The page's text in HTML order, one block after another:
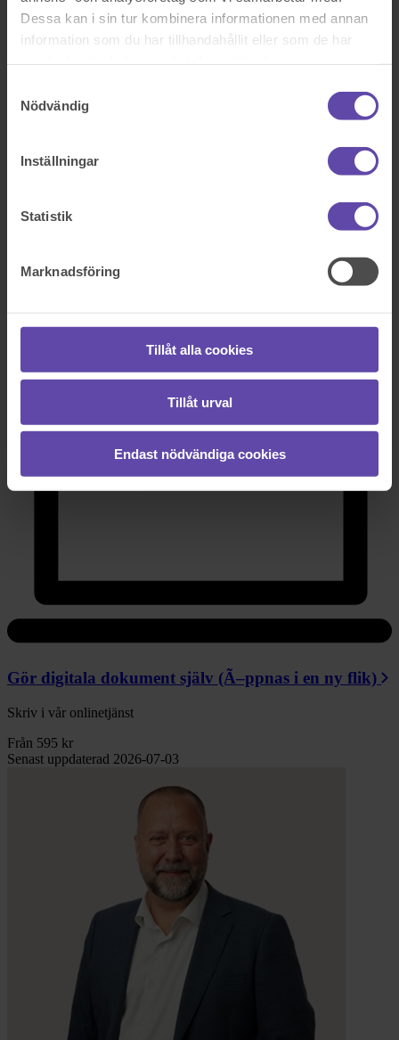
Dessa kan i sin tur kombinera informationen med annan
information som du har tillhandahållit eller som de har
Nödvändig
Inställningar
Statistik
Marknadsföring
Tillåt alla cookies
Tillåt urval
Endast nödvändiga cookies
Vill du ha personlig rådgivning?
(Ã–ppnas i en ny
Gör digitala dokument själv (Ã–ppnas i en ny flik)
Skriv i vår onlinetjänst
Från 595 kr
Senast uppdaterad 2026-07-03